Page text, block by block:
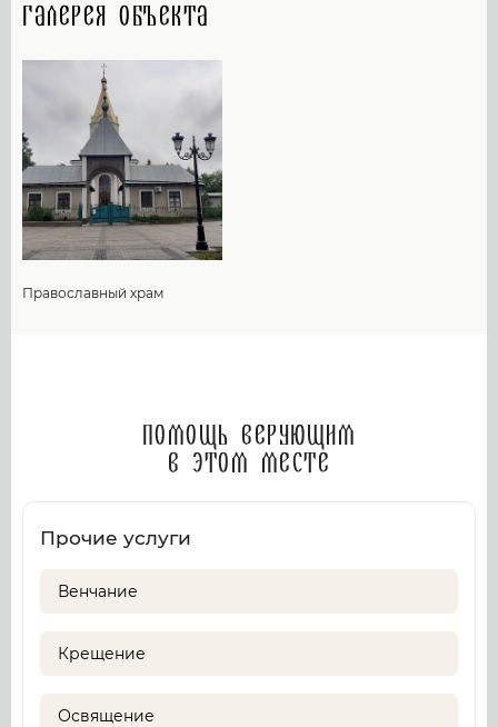
Галерея объекта
Православный храм
Помощь верующим
в этом месте
Прочие услуги
Венчание
Крещение
Освящение